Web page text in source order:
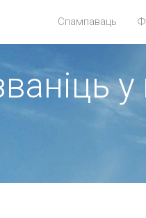
Спампаваць
у